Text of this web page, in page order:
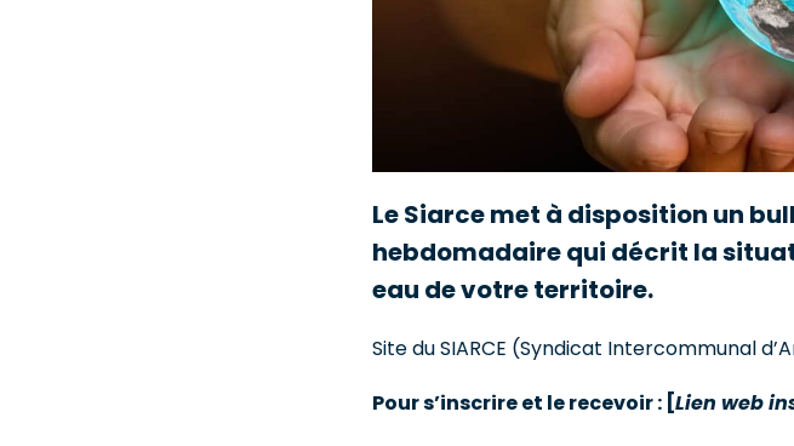
Le Siarce met à disposition un
hebdomadaire qui décrit la
eau de votre territoire.
Site du SIARCE (Syndicat Intercommunal
Pour s’inscrire et le recevoir : [Lien web